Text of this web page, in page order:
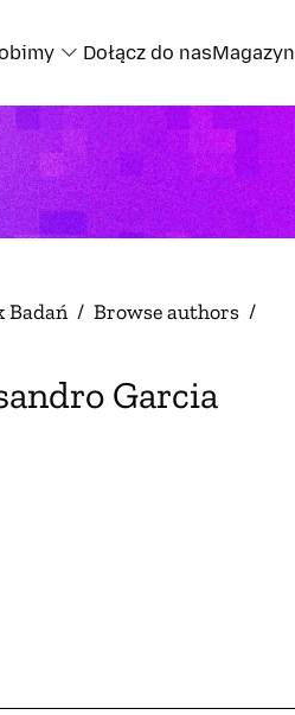
Dołącz do nasMagazyn
Badań / Browse authors /
Garcia